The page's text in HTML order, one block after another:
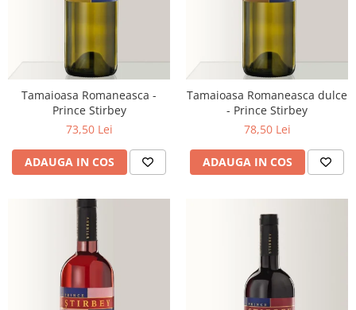
Tamaioasa Romaneasca -
Prince Stirbey
73,50 Lei
ADAUGA IN COS
Tamaioasa Romaneasca dulce
- Prince Stirbey
78,50 Lei
ADAUGA IN COS